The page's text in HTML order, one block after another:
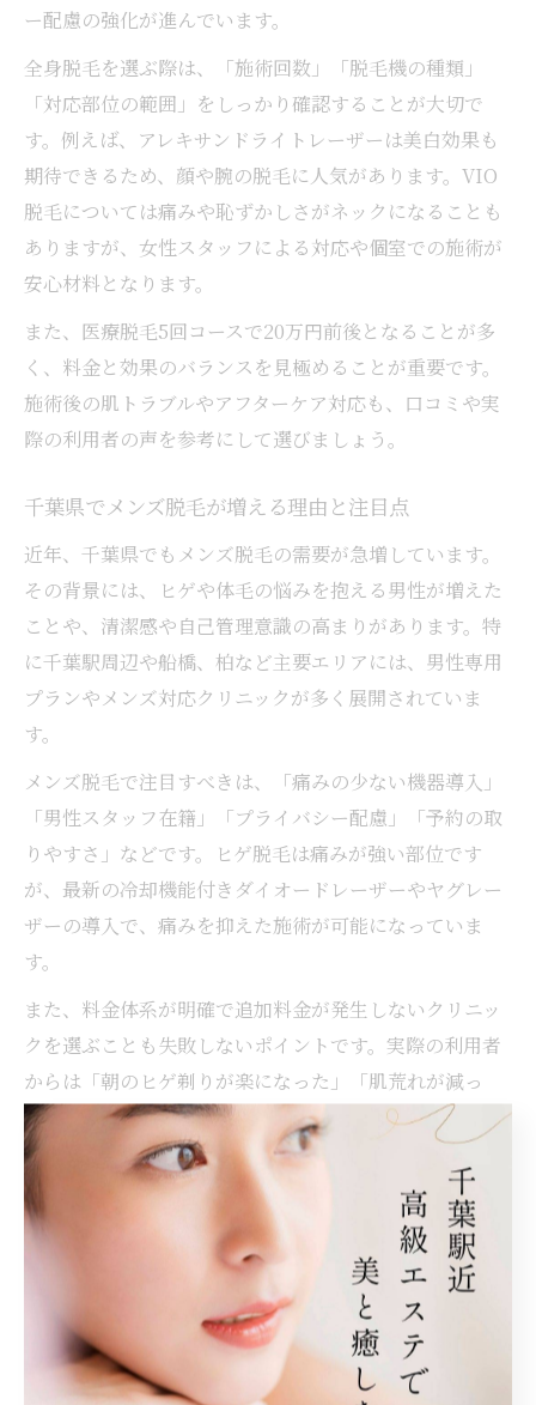
ー配慮の強化が進んでいます。
全身脱毛を選ぶ際は、「施術回数」「脱毛機の種類」
「対応部位の範囲」をしっかり確認することが大切で
す。例えば、アレキサンドライトレーザーは美白効果も
期待できるため、顔や腕の脱毛に人気があります。VIO
脱毛については痛みや恥ずかしさがネックになることも
ありますが、女性スタッフによる対応や個室での施術が
安心材料となります。
また、医療脱毛5回コースで20万円前後となることが多
く、料金と効果のバランスを見極めることが重要です。
施術後の肌トラブルやアフターケア対応も、口コミや実
際の利用者の声を参考にして選びましょう。
千葉県でメンズ脱毛が増える理由と注目点
近年、千葉県でもメンズ脱毛の需要が急増しています。
その背景には、ヒゲや体毛の悩みを抱える男性が増えた
ことや、清潔感や自己管理意識の高まりがあります。特
に千葉駅周辺や船橋、柏など主要エリアには、男性専用
プランやメンズ対応クリニックが多く展開されていま
す。
メンズ脱毛で注目すべきは、「痛みの少ない機器導入」
「男性スタッフ在籍」「プライバシー配慮」「予約の取
りやすさ」などです。ヒゲ脱毛は痛みが強い部位です
が、最新の冷却機能付きダイオードレーザーやヤグレー
ザーの導入で、痛みを抑えた施術が可能になっていま
す。
また、料金体系が明確で追加料金が発生しないクリニッ
クを選ぶことも失敗しないポイントです。実際の利用者
からは「朝のヒゲ剃りが楽になった」「肌荒れが減っ
た」などの声が多く、生活の質向上を実感している方が
増えています。
痛みが少ない脱毛法と冷却機能の重要性
脱毛機選びで多くの方が気にするのが「痛み」です。千
葉県の医療脱毛クリニックでは、冷却機能付きの最新レ
ーザー機器や、蓄熱式脱毛機（SHR方式）が導入されて
おり、従来より大幅に痛みが軽減されています。特に蓄